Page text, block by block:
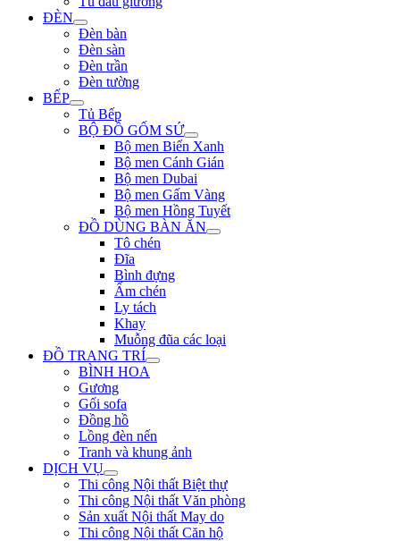
ĐÈN
Đèn bàn
Đèn sàn
Đèn trần
Đèn tường
BẾP
Tủ Bếp
BỘ ĐỒ GỐM SỨ
Bộ men Biển Xanh
Bộ men Cánh Gián
Bộ men Dubai
Bộ men Gấm Vàng
Bộ men Hồng Tuyết
ĐỒ DÙNG BÀN ĂN
Tô chén
Đĩa
Bình đựng
Ấm chén
Ly tách
Khay
Muỗng đũa các loại
ĐỒ TRANG TRÍ
BÌNH HOA
Gương
Gối sofa
Đồng hồ
Lồng đèn nến
Tranh và khung ảnh
DỊCH VỤ
Thi công Nội thất Biệt thự
Thi công Nội thất Văn phòng
Sản xuất Nội thất May do
Thi công Nội thất Căn hộ